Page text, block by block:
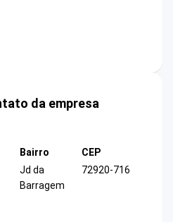
da empresa
Bairro
Jd da
Barragem
CEP
72920-716